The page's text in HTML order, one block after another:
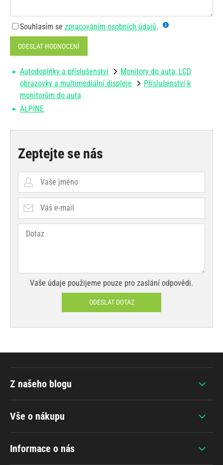
Souhlasím se zpracováním osobních údajů.
ODESLAT HODNOCENÍ
Autodoplňky a příslušenství
Monitory do auta, LCD
obrazovky a multimediální displeje
Příslušenství k
monitorům do auta
ALPINE
Zeptejte se nás
Vaše údaje použijeme pouze pro zaslání odpovědi.
ODESLAT DOTAZ
Vše o nákupu
Informace o nás
Z našeho blogu